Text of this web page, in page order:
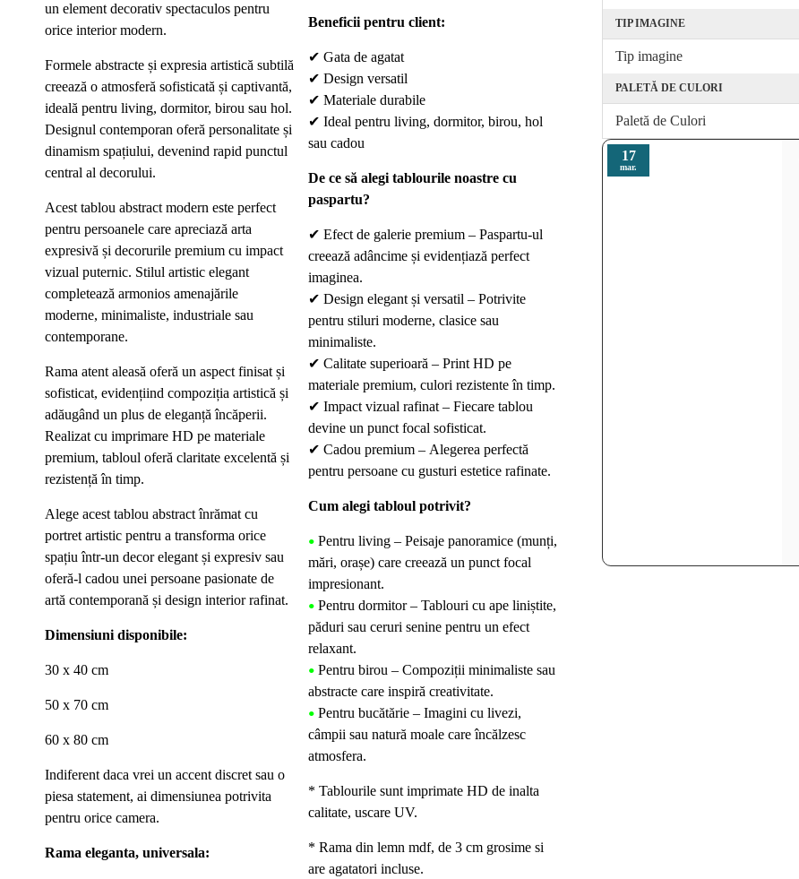
un element decorativ spectaculos pentru
orice interior modern.
Formele abstracte și expresia artistică subtilă
creează o atmosferă sofisticată și captivantă,
ideală pentru living, dormitor, birou sau hol.
Designul contemporan oferă personalitate și
dinamism spațiului, devenind rapid punctul
central al decorului.
Acest tablou abstract modern este perfect
pentru persoanele care apreciază arta
expresivă și decorurile premium cu impact
vizual puternic. Stilul artistic elegant
completează armonios amenajările
moderne, minimaliste, industriale sau
contemporane.
Rama atent aleasă oferă un aspect finisat și
sofisticat, evidențiind compoziția artistică și
adăugând un plus de eleganță încăperii.
Realizat cu imprimare HD pe materiale
premium, tabloul oferă claritate excelentă și
rezistență în timp.
Alege acest tablou abstract înrămat cu
portret artistic pentru a transforma orice
spațiu într-un decor elegant și expresiv sau
oferă-l cadou unei persoane pasionate de
artă contemporană și design interior rafinat.
Dimensiuni disponibile:
30 x 40 cm
50 x 70 cm
60 x 80 cm
Indiferent daca vrei un accent discret sau o
piesa statement, ai dimensiunea potrivita
pentru orice camera.
Rama eleganta, universala:
Beneficii pentru client:
✔ Gata de agatat
✔ Design versatil
✔ Materiale durabile
✔ Ideal pentru living, dormitor, birou, hol
sau cadou
De ce să alegi tablourile noastre cu
paspartu?
✔ Efect de galerie premium – Paspartu-ul
creează adâncime și evidențiază perfect
imaginea.
✔ Design elegant și versatil – Potrivite
pentru stiluri moderne, clasice sau
minimaliste.
✔ Calitate superioară – Print HD pe
materiale premium, culori rezistente în timp.
✔ Impact vizual rafinat – Fiecare tablou
devine un punct focal sofisticat.
✔ Cadou premium – Alegerea perfectă
pentru persoane cu gusturi estetice rafinate.
Cum alegi tabloul potrivit?
• Pentru living – Peisaje panoramice (munți,
mări, orașe) care creează un punct focal
impresionant.
• Pentru dormitor – Tablouri cu ape liniștite,
păduri sau ceruri senine pentru un efect
relaxant.
• Pentru birou – Compoziții minimaliste sau
abstracte care inspiră creativitate.
• Pentru bucătărie – Imagini cu livezi,
câmpii sau natură moale care încălzesc
atmosfera.
* Tablourile sunt imprimate HD de inalta
calitate, uscare UV.
* Rama din lemn mdf, de 3 cm grosime si
are agatatori incluse.
17
mar.
TIP IMAGINE
Tip imagine
PALETĂ DE CULORI
Paletă de Culori